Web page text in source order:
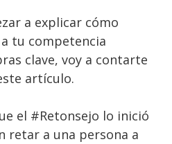
a explicar cómo
tu competencia
clave, voy a contarte
artículo.
el #Retonsejo lo inició
retar a una persona a